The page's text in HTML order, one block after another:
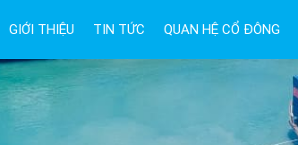
GIỚI THIỆU TIN TỨC QUAN HỆ CỔ ĐÔNG